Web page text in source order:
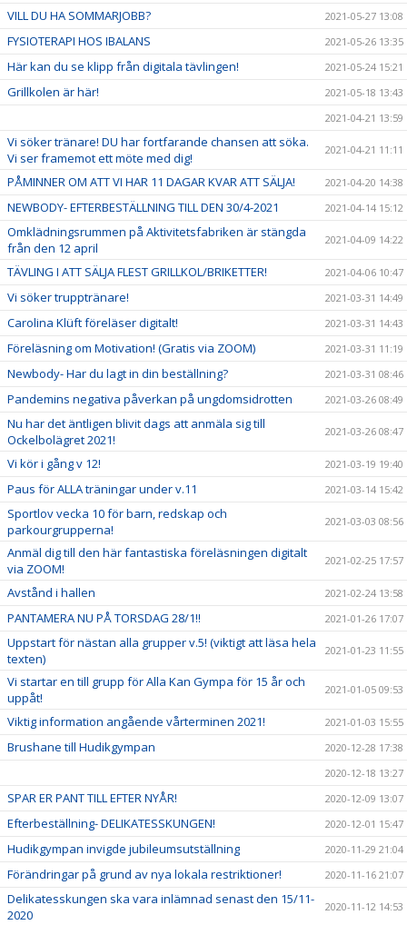
VILL DU HA SOMMARJOBB? 2021-05-27 13:08
FYSIOTERAPI HOS IBALANS 2021-05-26 13:35
Här kan du se klipp från digitala tävlingen! 2021-05-24 15:21
Grillkolen är här!
2021-05-18 13:43
2021-04-21 13:59
Vi söker tränare! DU har fortfarande chansen att söka.
Vi ser framemot ett möte med dig!
2021-04-21 11:11
PÅMINNER OM ATT VI HAR 11 DAGAR KVAR ATT SÄLJA! 2021-04-20 14:38
NEWBODY- EFTERBESTÄLLNING TILL DEN 30/4-2021 2021-04-14 15:12
Omklädningsrummen på Aktivitetsfabriken är stängda
från den 12 april
2021-04-09 14:22
TÄVLING I ATT SÄLJA FLEST GRILLKOL/BRIKETTER! 2021-04-06 10:47
Vi söker trupptränare! 2021-03-31 14:49
Carolina Klüft föreläser digitalt! 2021-03-31 14:43
Föreläsning om Motivation! (Gratis via ZOOM) 2021-03-31 11:19
Newbody- Har du lagt in din beställning? 2021-03-31 08:46
Pandemins negativa påverkan på ungdomsidrotten 2021-03-26 08:49
Nu har det äntligen blivit dags att anmäla sig till
Ockelbolägret 2021!
2021-03-26 08:47
Vi kör i gång v 12! 2021-03-19 19:40
Paus för ALLA träningar under v.11 2021-03-14 15:42
Sportlov vecka 10 för barn, redskap och
parkourgrupperna!
2021-03-03 08:56
Anmäl dig till den här fantastiska föreläsningen digitalt
via ZOOM!
2021-02-25 17:57
Avstånd i hallen 2021-02-24 13:58
PANTAMERA NU PÅ TORSDAG 28/1!! 2021-01-26 17:07
Uppstart för nästan alla grupper v.5! (viktigt att läsa hela
texten)
2021-01-23 11:55
Vi startar en till grupp för Alla Kan Gympa för 15 år och
uppåt!
2021-01-05 09:53
Viktig information angående vårterminen 2021! 2021-01-03 15:55
Brushane till Hudikgympan
2020-12-28 17:38
2020-12-18 13:27
SPAR ER PANT TILL EFTER NYÅR! 2020-12-09 13:07
Efterbeställning- DELIKATESSKUNGEN! 2020-12-01 15:47
Hudikgympan invigde jubileumsutställning 2020-11-29 21:04
Förändringar på grund av nya lokala restriktioner! 2020-11-16 21:07
Delikatesskungen ska vara inlämnad senast den 15/11-
2020
2020-11-12 14:53